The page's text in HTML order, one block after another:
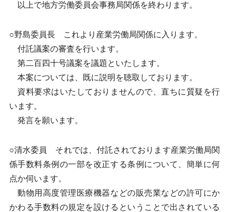
以上で地方労働委員会事務局関係を終わります。
○野島委員長 これより産業労働局関係に入ります。
付託議案の審査を行います。
第二百四十号議案を議題といたします。
本案については、既に説明を聴取しております。
資料要求はいたしておりませんので、直ちに質疑を行
います。
発言を願います。
○清水委員 それでは、付託されております産業労働局関
係手数料条例の一部を改正する条例について、簡単に何
点か伺います。
動物用高度管理医療機器などの販売業などの許可にか
かわる手数料の規定を設けるということで出されている